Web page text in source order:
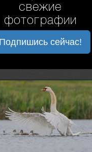
свежие
фотографии
Подпишись сейчас!